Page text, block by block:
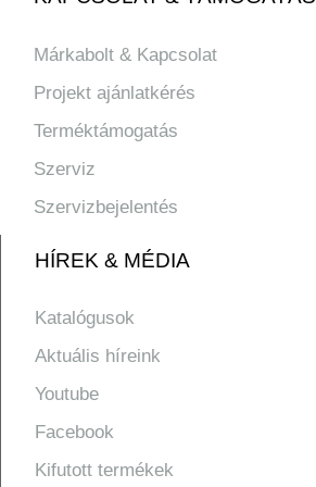
Márkabolt & Kapcsolat
Projekt ajánlatkérés
Terméktámogatás
Szerviz
Szervizbejelentés
HÍREK & MÉDIA
Katalógusok
Aktuális híreink
Youtube
Facebook
Kifutott termékek